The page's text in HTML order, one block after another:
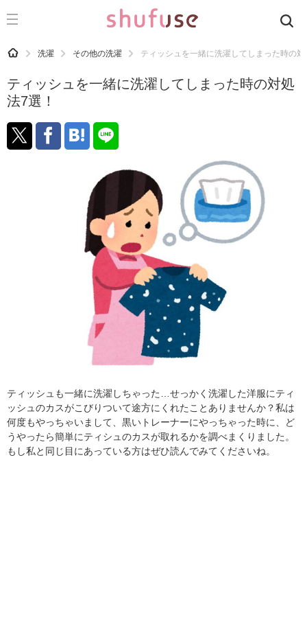
CATEGORY 記事カテゴリ
運気
洗濯
生活の知恵
HOME 洗濯 その他の洗濯 ティッシュを一緒に洗濯してしまった時の
ティッシュを一緒に洗濯してしまった時の対処
法7選！
ティッシュも一緒に洗濯しちゃった…せっかく洗濯した洋服にティ
ッシュのカスがこびりついて途方にくれたことありませんか？私は
何度もやっちゃいまして、黒いトレーナーにやっちゃった時に、ど
うやったら簡単にティシュのカスが取れるかを調べまくりました。
もし私と同じ目にあっている方はぜひ読んでみてくださいね。